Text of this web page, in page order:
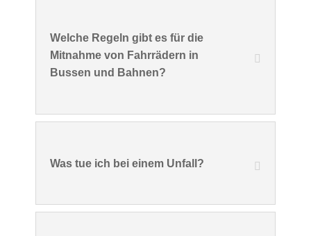
Welche Regeln gibt es für die
Mitnahme von Fahrrädern in
Bussen und Bahnen?
Was tue ich bei einem Unfall?